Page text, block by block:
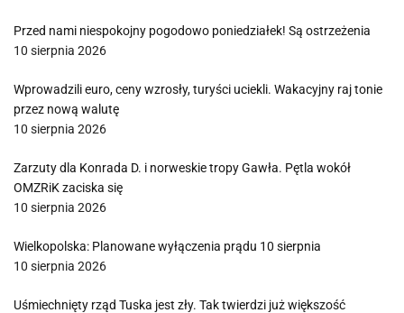
Przed nami niespokojny pogodowo poniedziałek! Są ostrzeżenia
10 sierpnia 2026
Wprowadzili euro, ceny wzrosły, turyści uciekli. Wakacyjny raj tonie
przez nową walutę
10 sierpnia 2026
Zarzuty dla Konrada D. i norweskie tropy Gawła. Pętla wokół
OMZRiK zaciska się
10 sierpnia 2026
Wielkopolska: Planowane wyłączenia prądu 10 sierpnia
10 sierpnia 2026
Uśmiechnięty rząd Tuska jest zły. Tak twierdzi już większość